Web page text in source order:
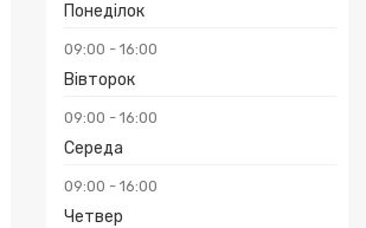
Понеділок
09:00 16:00
Вівторок
09:00 16:00
Середа
09:00 16:00
Четвер